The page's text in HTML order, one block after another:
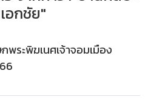
เอกชัย"
พระพิฆเนศเจ้าจอมเมือง